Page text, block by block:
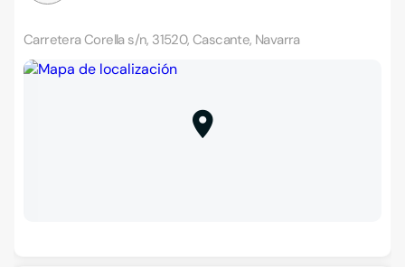
Carretera Corella s/n, 31520, Cascante, Navarra